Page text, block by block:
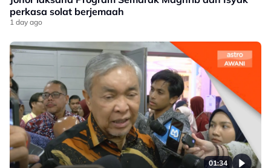
perkasa solat berjemaah
1 day ago
01:34